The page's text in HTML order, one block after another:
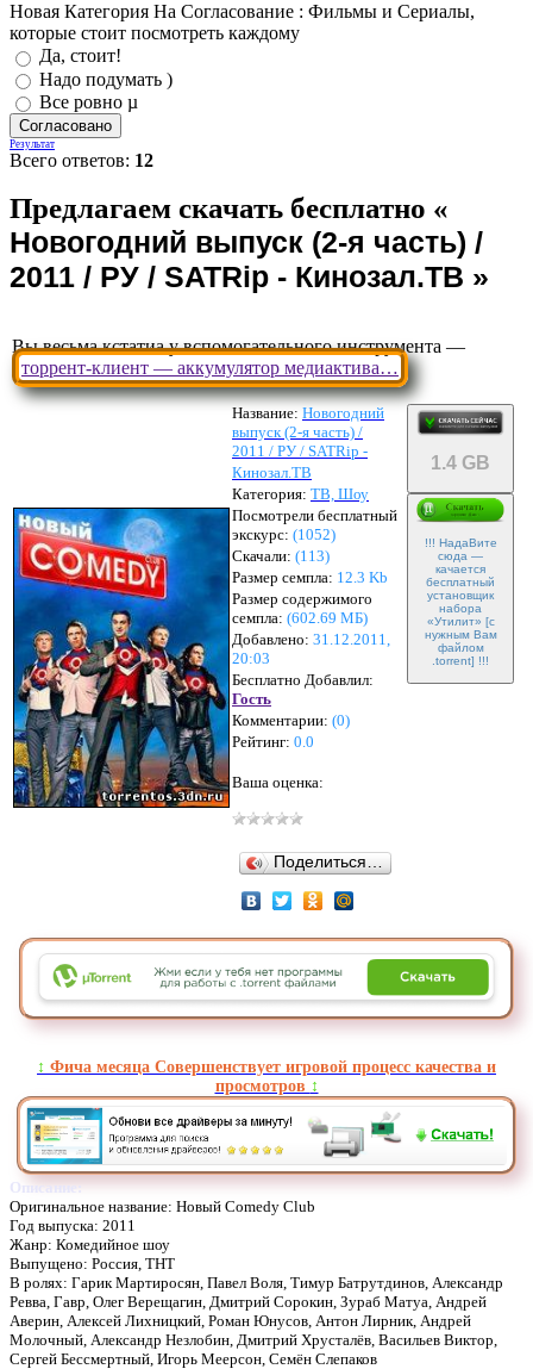
Новая Категория На Согласование : Фильмы и Сериалы,
которые стоит посмотреть каждому
Да, стоит!
Надо подумать )
Все ровно µ
Результат
Всего ответов: 12
Вы весьма кстатиа у вспомогательного инструмента —
торрент-клиент — аккумулятор медиактива…
Название: Новогодний
выпуск (2-я часть) /
2011 / РУ / SATRip -
Кинозал.ТВ
1.4 GB
!!! НадаВите
сюда —
качается
бесплатный
установщик
набора
«Утилит» [с
нужным Вам
файлом
.torrent] !!!
Категория: ТВ, Шоу
Посмотрели бесплатный
экскурс: (1052)
Скачали: (113)
Размер семпла: 12.3 Kb
Размер содержимого
семпла: (602.69 МБ)
Добавлено: 31.12.2011,
20:03
Бесплатно Добавлил:
Гость
Комментарии: (0)
Рейтинг: 0.0
Ваша оценка:
Поделиться…
↕️ Фича месяца Совершенствует игровой процесс качества и
просмотров ↕️
Описание:
Оригинальное название: Новый Comedy Club
Год выпуска: 2011
Жанр: Комедийное шоу
Выпущено: Россия, ТНТ
В ролях: Гарик Мартиросян, Павел Воля, Тимур Батрутдинов, Александр
Ревва, Гавр, Олег Верещагин, Дмитрий Сорокин, Зураб Матуa, Андрей
Аверин, Алексей Лихницкий, Роман Юнусов, Антон Лирник, Андрей
Молочный, Александр Незлобин, Дмитрий Хрусталёв, Васильев Виктор,
Сергей Бессмертный, Игорь Меерсон, Семён Слепаков